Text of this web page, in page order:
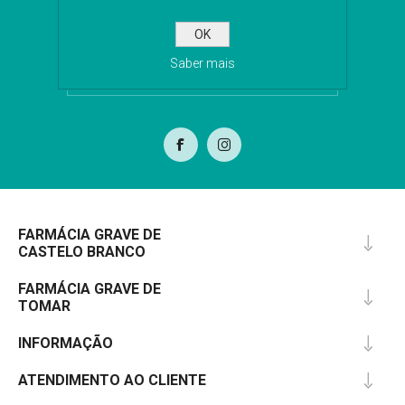
FARMÁCIA GRAVE DE
CASTELO BRANCO
FARMÁCIA GRAVE DE
TOMAR
INFORMAÇÃO
ATENDIMENTO AO CLIENTE
OK
Saber mais